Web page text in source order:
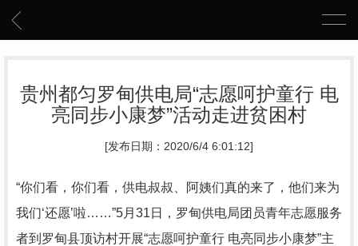
贵州都匀罗甸供电局“志愿呵护童行 电
亮同步小康梦”活动走进贫困村
[发布日期：2020/6/4 6:01:12]
“你们看，你们看，供电叔叔、阿姨们真的来了，他们来为
我们‘还愿’啦……”5月31日，罗甸供电局团员青年志愿服务
者到罗甸县顶访村开展“志愿呵护童行 电亮同步小康梦”主